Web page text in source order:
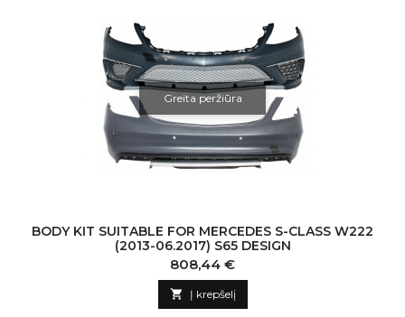
Greita peržiūra
BODY KIT SUITABLE FOR MERCEDES S-CLASS W222
(2013-06.2017) S65 DESIGN
Kaina
808,44 €
 Į krepšelį